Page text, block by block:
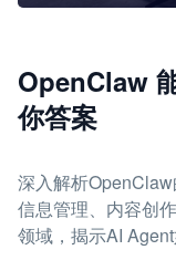
OpenClaw
你答案
深入解析OpenClaw
信息管理、内容创
领域，揭示AI